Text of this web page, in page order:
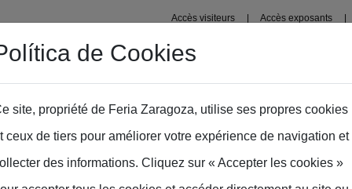
Accès visiteurs Accès exposants
de Cookies
site, propriété de Feria Zaragoza, utilise ses propres cookies
ceux de tiers pour améliorer votre expérience de navigation et
des informations. Cliquez sur « Accepter les cookies »